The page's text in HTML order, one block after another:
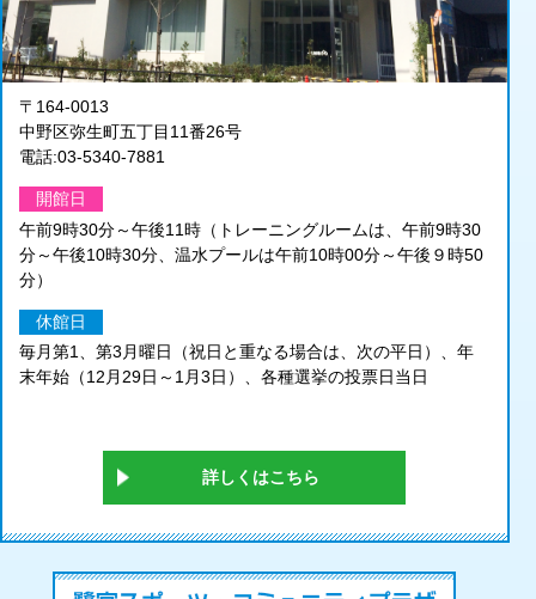
〒164-0013
中野区弥生町五丁目11番26号
電話:03-5340-7881
開館日
午前9時30分～午後11時（トレーニングルームは、午前9時30
分～午後10時30分、温水プールは午前10時00分～午後９時50
分）
休館日
毎月第1、第3月曜日（祝日と重なる場合は、次の平日）、年
末年始（12月29日～1月3日）、各種選挙の投票日当日
詳しくはこちら